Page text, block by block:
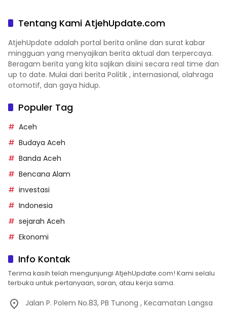
Tentang Kami AtjehUpdate.com
AtjehUpdate adalah portal berita online dan surat kabar
mingguan yang menyajikan berita aktual dan terpercaya.
Beragam berita yang kita sajikan disini secara real time dan
up to date. Mulai dari berita Politik , internasional, olahraga
otomotif, dan gaya hidup.
Populer Tag
Aceh
Budaya Aceh
Banda Aceh
Bencana Alam
investasi
Indonesia
sejarah Aceh
Ekonomi
Info Kontak
Terima kasih telah mengunjungi AtjehUpdate.com! Kami selalu
terbuka untuk pertanyaan, saran, atau kerja sama.
Jalan P. Polem No.83, PB Tunong , Kecamatan Langsa